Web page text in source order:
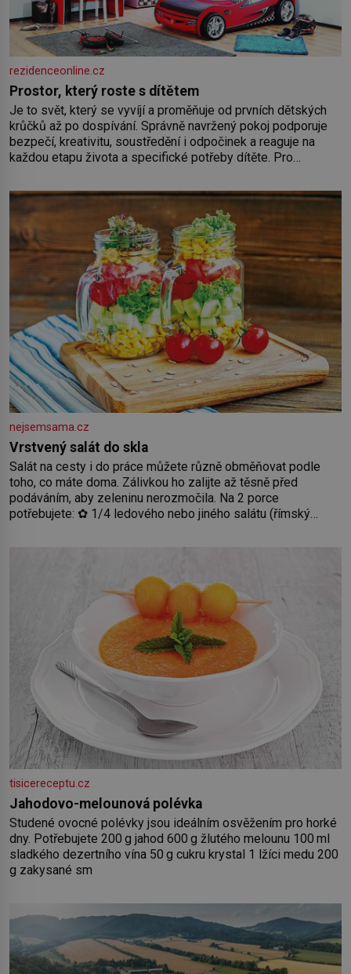
rezidenceonline.cz
Prostor, který roste s dítětem
Je to svět, který se vyvíjí a proměňuje od prvních dětských
krůčků až po dospívání. Správně navržený pokoj podporuje
bezpečí, kreativitu, soustředění i odpočinek a reaguje na
každou etapu života a specifické potřeby dítěte. Pro
by pokoj miminka měl působit především klidně a útulně.
nejsemsama.cz
Vrstvený salát do skla
Salát na cesty i do práce můžete různě obměňovat podle
toho, co máte doma. Zálivkou ho zalijte až těsně před
podáváním, aby zeleninu nerozmočila. Na 2 porce
potřebujete: ✿ 1/4 ledového nebo jiného salátu (římský
2 rajčata Zálivka: ✿ 4 lžíce olivového oleje ✿ 1 lžíci citronové
tisicereceptu.cz
Jahodovo-melounová polévka
Studené ovocné polévky jsou ideálním osvěžením pro horké
dny. Potřebujete 200 g jahod 600 g žlutého melounu 100 ml
sladkého dezertního vína 50 g cukru krystal 1 lžíci medu 200
g zakysané sm